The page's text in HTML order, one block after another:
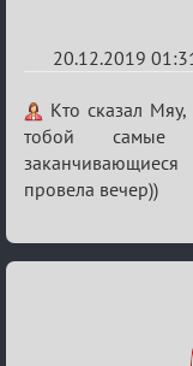
20.12.2019
Re:
Обсуждение
Охоты
за
скальпами
Кто сказал
тобой самые
провела вечер))